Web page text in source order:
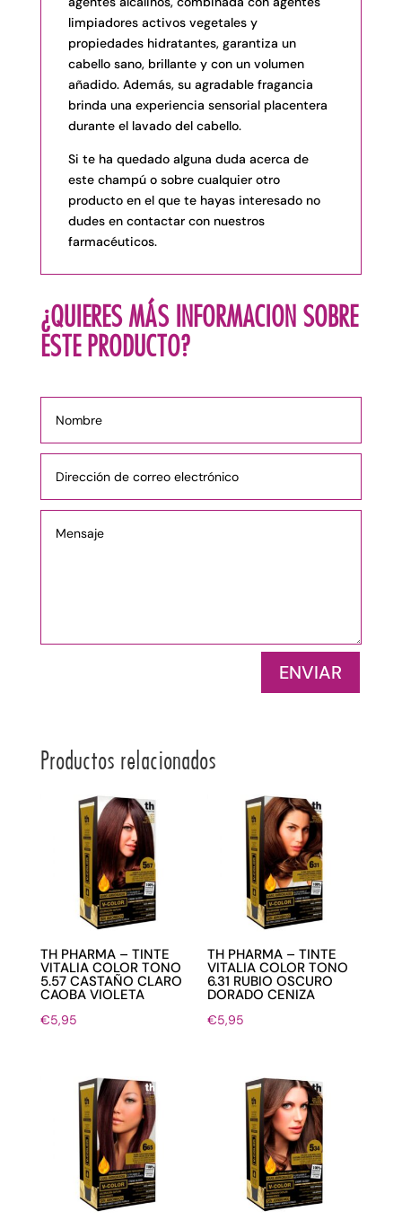
limpiadores activos vegetales y
propiedades hidratantes, garantiza un
cabello sano, brillante y con un volumen
añadido. Además, su agradable fragancia
brinda una experiencia sensorial placentera
durante el lavado del cabello.
Si te ha quedado alguna duda acerca de
este champú o sobre cualquier otro
producto en el que te hayas interesado no
dudes en contactarcon nuestros
farmacéuticos.
¿QUIERES MÁS INFORMACION SOBRE
ESTE PRODUCTO?
ENVIAR
Productos relacionados
TH PHARMA – TINTE
VITALIA COLOR TONO
5.57 CASTAÑO CLARO
CAOBA VIOLETA
€5,95
TH PHARMA – TINTE
VITALIA COLOR TONO
6.31 RUBIO OSCURO
DORADO CENIZA
€5,95